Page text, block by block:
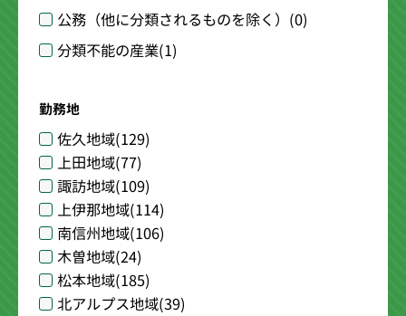
公務（他に分類されるものを除く） (0)
分類不能の産業(1)
勤務地
佐久地域(129)
上田地域(77)
諏訪地域(109)
上伊那地域(114)
南信州地域(106)
木曽地域(24)
松本地域(185)
北アルプス地域(39)